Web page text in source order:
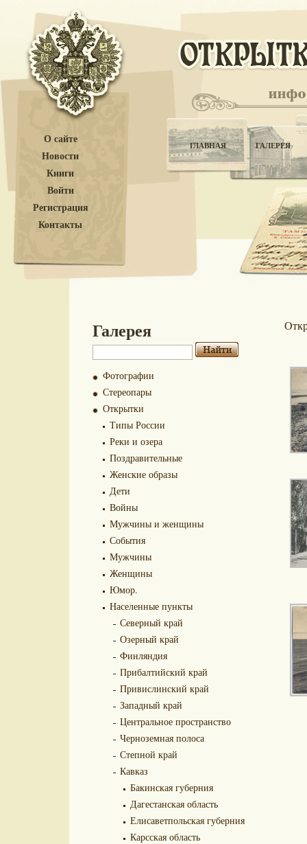
О сайте
Новости
Книги
Войти
Регистрация
Контакты
ГЛАВНАЯ ГАЛЕРЕЯ
Галерея
Фотографии
Стереопары
Открытки
Типы России
Реки и озера
Поздравительные
Женские образы
Дети
Войны
Мужчины и женщины
События
Мужчины
Женщины
Юмор.
Населенные пункты
Северный край
Озерный край
Финляндия
Прибалтийский край
Привислинский край
Западный край
Центральное пространство
Черноземная полоса
Степной край
Кавказ
Бакинская губерния
Дагестанская область
Елисаветпольская губерния
Карсская область